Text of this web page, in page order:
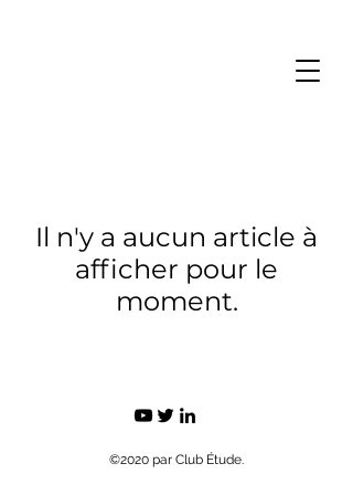
Il n'y a aucun article à
afficher pour le
moment.
©2020 par Club Étude.